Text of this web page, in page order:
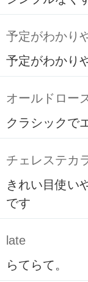
予定がわかり
予定がわかり
オールドロー
クラシックで
チェレステカ
きれい目使い
です
late
らてらて。